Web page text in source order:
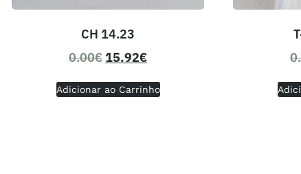
CH 14.23
0.00€ 15.92€
Adicionar ao Carrinho